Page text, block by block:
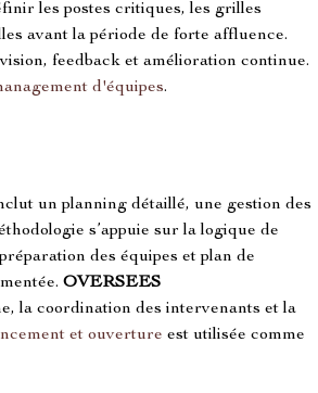
les postes critiques, les grilles
avant la période de forte affluence.
feedback et amélioration continue.
d'équipes.
un planning détaillé, une gestion des
s’appuie sur la logique de
des équipes et plan de
OVERSEES
la coordination des intervenants et la
et ouverture est utilisée comme